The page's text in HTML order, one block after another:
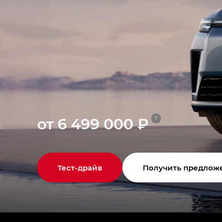
от 6 499 000 ₽ ?
Тест-драйв Получить